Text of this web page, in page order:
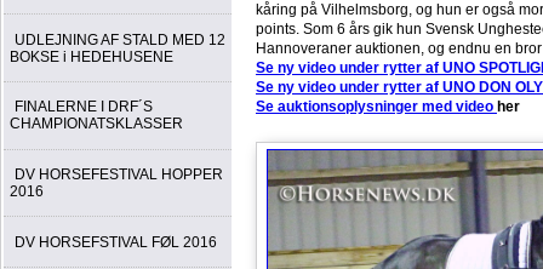
UDLEJNING AF STALD MED 12
BOKSE i HEDEHUSENE
FINALERNE I DRF´S
CHAMPIONATSKLASSER
DV HORSEFESTIVAL HOPPER
2016
DV HORSEFSTIVAL FØL 2016
kåring på Vilhelmsborg, og hun er også
points. Som 6 års gik hun Svensk
Hannoveraner auktionen, og endnu en
Se ny video under rytter af UNO
Se ny video under rytter af UNO DON
Se auktionsoplysninger med video her